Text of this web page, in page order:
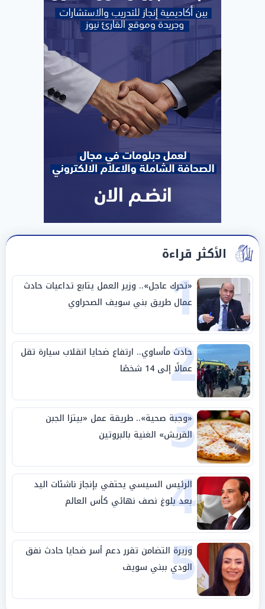
الأكثر قراءة
1
«تحرك عاجل».. وزير العمل يتابع تداعيات حادث
عمال طريق بني سويف الصحراوي
2
حادث مأساوي.. ارتفاع ضحايا انقلاب سيارة تقل
عمالًا إلى 14 شخصًا
3
«وجبة صحية».. طريقة عمل «بيتزا الجبن
القريش» الغنية بالبروتين
4
الرئيس السيسي يحتفي بإنجاز ناشئات اليد
بعد بلوغ نصف نهائي كأس العالم
5
وزيرة التضامن تقرر دعم أسر ضحايا حادث نفق
الودي ببني سويف